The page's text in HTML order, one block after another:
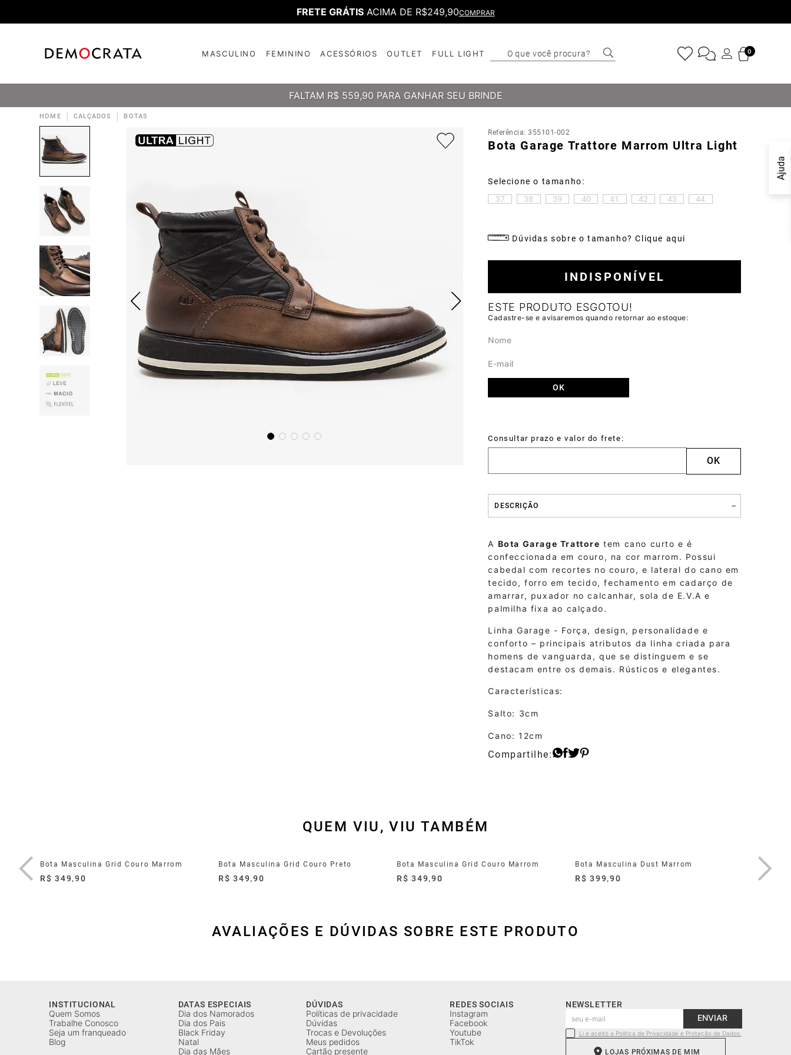
FRETE GRÁTISACIMA DE R$249,90COMPRAR
MASCULINO FEMININO ACESSÓRIOS OUTLET FULL LIGHT O que você procura?
TERMOS MAIS
Cinto
Mocassim
Bota
Sapato
Tulum
Carteira
Drake
0
FALTAM R$ 559,90 PARA GANHAR SEU BRINDE
Ajuda
HOME CALÇADOS BOTAS
Referência:355101-002
Bota Garage Trattore Marrom Ultra Light
37 38 39 40 41 42 43 44
Dúvidas sobre o tamanho? Clique aqui
INDISPONÍVEL
DESCRIÇÃO
A Bota Garage Trattore tem cano curto e é
confeccionada em couro, na cor marrom. Possui
cabedal com recortes no couro, e lateral do cano em
tecido, forro em tecido, fechamento em cadarço de
amarrar, puxador no calcanhar, sola de E.V.A e
palmilha fixa ao calçado.
Linha Garage - Força, design, personalidade e
conforto – principais atributos da linha criada para
homens de vanguarda, que se distinguem e se
destacam entre os demais. Rústicos e elegantes.
Características:
Salto: 3cm
Cano: 12cm
QUEM VIU, VIU TAMBÉM
Bota Masculina Grid Couro Marrom
R$ 349,90
Bota Masculina Grid Couro Preto
R$ 349,90
Bota Masculina Grid Couro Marrom
R$ 349,90
Bota Masculina Dust Marrom
R$ 399,90
Bota
R$
AVALIAÇÕES E DÚVIDAS SOBRE ESTE PRODUTO
INSTITUCIONAL
Quem Somos
Trabalhe Conosco
Seja um franqueado
Blog
DATAS ESPECIAIS
Dia dos Namorados
Dia dos Pais
Black Friday
Natal
Dia das Mães
DÚVIDAS
Políticas de privacidade
Dúvidas
Trocas e Devoluções
Meus pedidos
Cartão presente
REDES SOCIAIS
Instagram
Facebook
Youtube
TikTok
NEWSLETTER
ENVIAR
Li e aceito a Política de Privacidade e Proteção de Dados.
LOJAS PRÓXIMAS DE MIM